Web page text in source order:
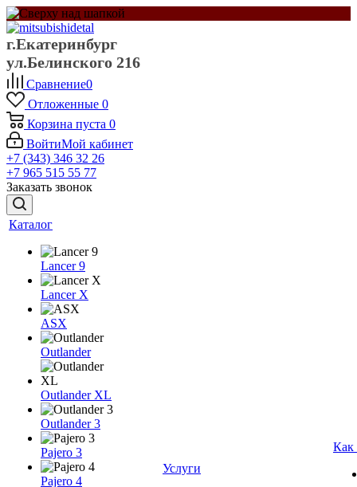
г.Екатеринбург
ул.Белинского 216
Сравнение0
Отложенные 0
Корзина пуста 0
ВойтиМой кабинет
+7 (343) 346 32 26
+7 965 515 55 77
Заказать звонок
Каталог
Lancer 9
Lancer X
ASX
Outlander
Outlander XL
Outlander 3
Pajero 3
Pajero 4
Услуги
Как